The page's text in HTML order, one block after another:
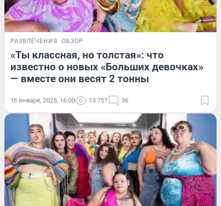
РАЗВЛЕЧЕНИЯ ОБЗОР
«Ты классная, но толстая»: что
известно о новых «Больших девочках»
— вместе они весят 2 тонны
16 января, 2025, 16:00 13 757 36